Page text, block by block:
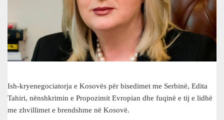
Ish-kryenegociatorja e Kosovës për bisedimet me Serbinë, Edita
Tahiri, nënshkrimin e Propozimit Evropian dhe fuqinë e tij e lidhë
me zhvillimet e brendshme në Kosovë.